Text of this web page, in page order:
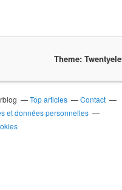
Theme:
Top articles
Contact
et données personnelles